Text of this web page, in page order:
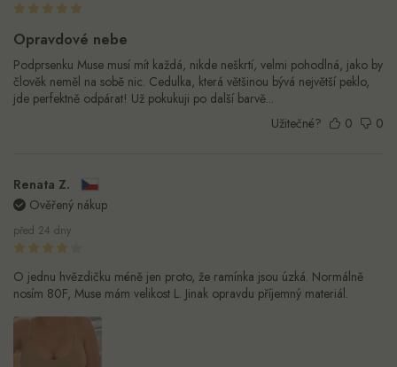
Opravdové nebe
Podprsenku Muse musí mít každá, nikde neškrtí, velmi pohodlná, jako by
člověk neměl na sobě nic. Cedulka, která většinou bývá největší peklo,
jde perfektně odpárat! Už pokukuji po další barvě...
Užitečné?
0 0
Renata Z.
Ověřený nákup
před 24 dny
O jednu hvězdičku méně jen proto, že ramínka jsou úzká. Normálně
nosím 80F, Muse mám velikost L. Jinak opravdu příjemný materiál.